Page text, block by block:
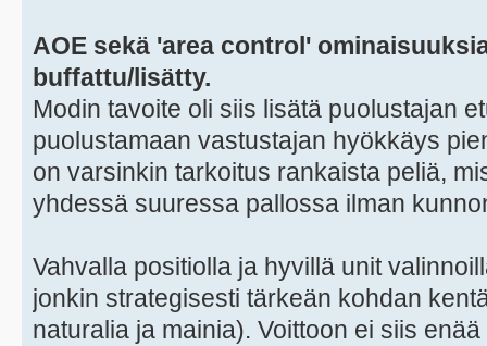
AOE sekä 'area control'
buffattu/lisätty.
Modin tavoite oli siis lisätä puolustajan
puolustamaan vastustajan hyökkäys
on varsinkin tarkoitus rankaista peliä,
yhdessä suuressa pallossa ilman
Vahvalla positiolla ja hyvillä unit
jonkin strategisesti tärkeän kohdan
naturalia ja mainia). Voittoon ei siis